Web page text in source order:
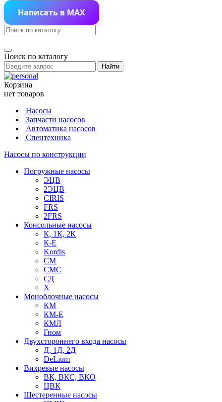
Написать в MAX
Поиск по каталогу
Найти
Корзина
нет товаров
Насосы
Запчасти насосов
Автоматика насосов
Спецтехника
Насосы по конструкции
Погружные насосы
ЭЦВ
2ЭЦВ
CIRIS
FRS
2FRS
Консольные насосы
К, 1К, 2К
К-Е
Kordis
СМ
СМС
СД
Х
Моноблочные насосы
КМ
КМ-Е
КМЛ
Гном
Двухстороннего входа насосы
Д, 1Д, 2Д
DeLium
Вихревые насосы
ВК, ВКС, ВКО
ЦВК
Шестеренные насосы